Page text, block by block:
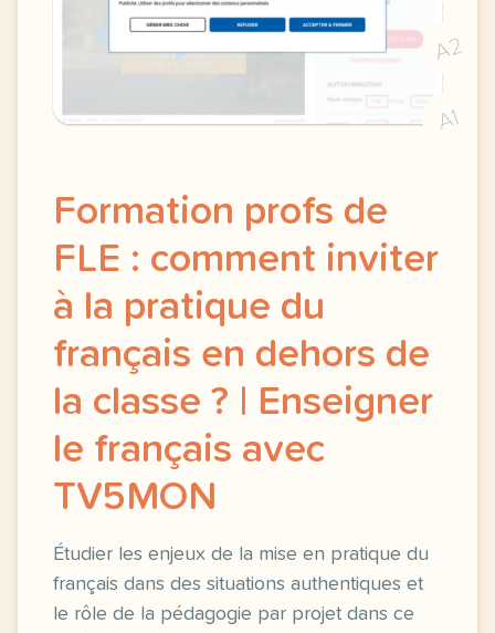
A2
A1
Formation profs de
FLE : comment inviter
à la pratique du
français en dehors de
la classe ? | Enseigner
le français avec
TV5MON
Étudier les enjeux de la mise en pratique du
français dans des situations authentiques et
le rôle de la pédagogie par projet dans ce